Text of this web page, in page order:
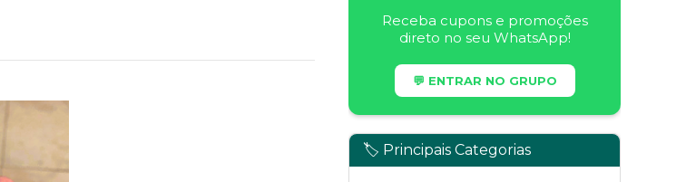
Receba cupons e promoções
direto no seu WhatsApp!
💬 ENTRAR NO GRUPO
🏷️ Principais Categorias